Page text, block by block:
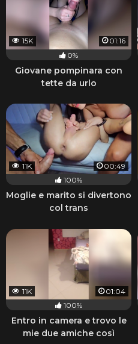
15K
01:16
0%
Giovane pompinara con
tette da urlo
11K
00:49
100%
Moglie e marito si divertono
col trans
11K
01:04
100%
Entro in camera e trovo le
mie due amiche così